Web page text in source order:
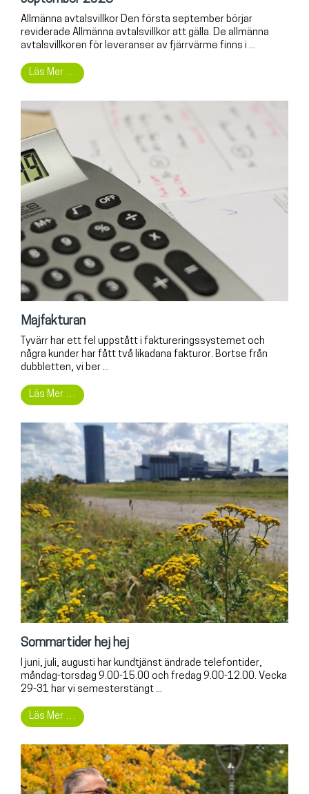
Allmänna avtalsvillkor Den första september börjar
reviderade Allmänna avtalsvillkor att gälla. De allmänna
avtalsvillkoren för leveranser av fjärrvärme finns i ...
Läs Mer …
Majfakturan
Tyvärr har ett fel uppstått i faktureringssystemet och
några kunder har fått två likadana fakturor. Bortse från
dubbletten, vi ber ...
Läs Mer …
Sommartider hej hej
I juni, juli, augusti har kundtjänst ändrade telefontider,
måndag-torsdag 9.00-15.00 och fredag 9.00-12.00. Vecka
29-31 har vi semesterstängt ...
Läs Mer …